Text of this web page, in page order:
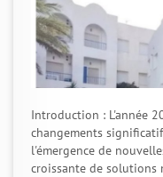
Introduction : L'année
changements
l'émergence de
croissante de solutions